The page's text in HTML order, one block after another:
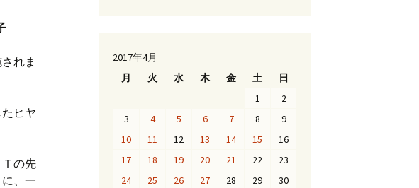
れま
ヒヤ
の先
、一
2017年4月
月
火 水 木 金 土
日
1
2
3
4 5 6 7 8
9
10
11 12 13 14 15
16
17
18 19 20 21 22
23
24
25 26 27 28 29
30